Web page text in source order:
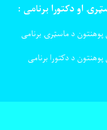
او دکتورا برنامی :
پوهنتون د ماسټرۍ برنامی
پوهنتون د دکتورا برنامی